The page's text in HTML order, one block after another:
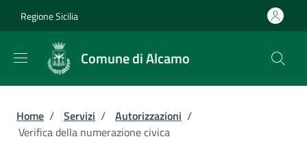
Regione Sicilia
Comune di Alcamo
Briciole di pane
Home / Servizi / Autorizzazioni /
Verifica della numerazione civica